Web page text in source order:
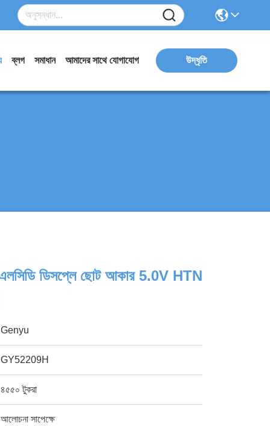
ব্লগ সমাধান আমাদের সাথে যোগাযোগ উদ্ধৃতি
এলসিডি ডিসপ্লে ছোট আকার 5.0V HTN
Genyu
GY52209H
৪৫৫০ টুকরা
আলোচনা সাপেক্ষে